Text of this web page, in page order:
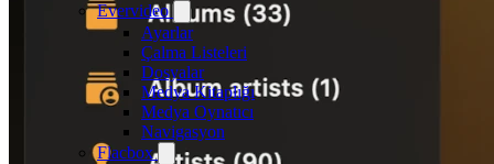
Evervideo
Ayarlar
Çalma Listeleri
Dosyalar
Medya Kitaplığı
Medya Oynatıcı
Navigasyon
Flacbox